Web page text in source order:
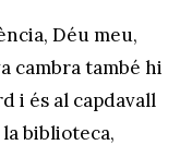
Déu meu,
cambra també hi
i és al capdavall
biblioteca,